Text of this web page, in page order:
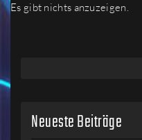
Es gibt nichts anzuzeigen.
Neueste Beiträge